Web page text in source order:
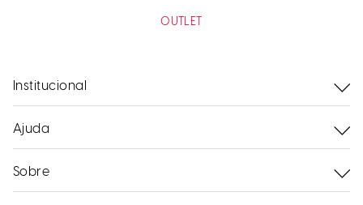
OUTLET
Institucional
Ajuda
Sobre